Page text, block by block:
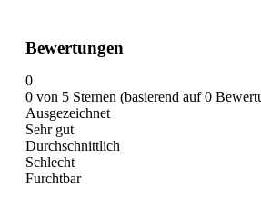
Bewertungen
0
0 von 5 Sternen (basierend auf 0
Ausgezeichnet
Sehr gut
Durchschnittlich
Schlecht
Furchtbar